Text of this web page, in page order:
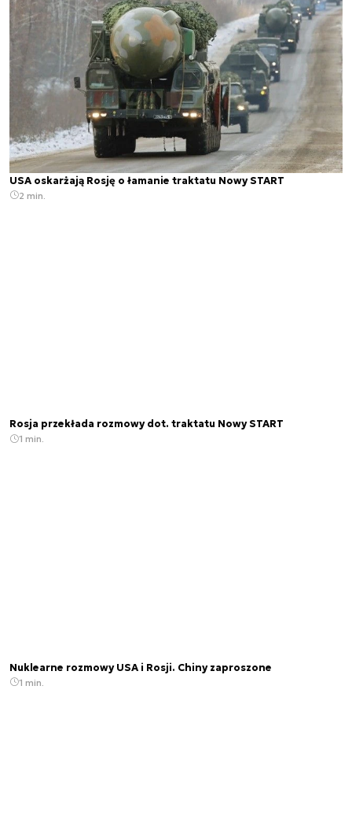
USA oskarżają Rosję o łamanie traktatu Nowy START
2 min.
Rosja przekłada rozmowy dot. traktatu Nowy START
1 min.
Nuklearne rozmowy USA i Rosji. Chiny zaproszone
1 min.